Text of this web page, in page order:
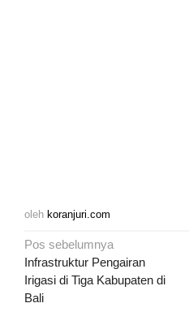
oleh koranjuri.com
Navigasi
pos
Pos sebelumnya
Infrastruktur Pengairan
Irigasi di Tiga Kabupaten di
Bali